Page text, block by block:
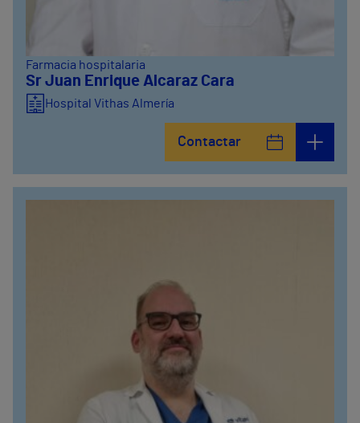
Farmacia hospitalaria
Sr Juan Enrique Alcaraz Cara
Hospital Vithas Almería
Contactar